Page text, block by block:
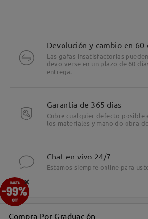
Devolución y cambio en 60
Las gafas insatisfactorias
devolverse en un plazo de 60
entrega.
Garantía de 365 días
Cubre cualquier defecto posible
los materiales y mano do obra
Chat en vivo 24/7
Estamos siempre online para
Compra Por Graduación
×